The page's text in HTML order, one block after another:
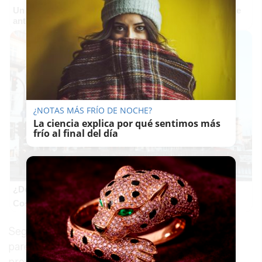
Un verdadero MMORPG de la vieja escuela ¡Cómo los de
antes, pero mejor!
¿De verdad hacen esto?
Costumbres que rompen todos los esquemas
Según ha comentado, cada año son más las
parejas que vienen de Sevilla, Huelva y otras
¿NOTAS MÁS FRÍO DE NOCHE?
La ciencia explica por qué sentimos más
frío al final del día